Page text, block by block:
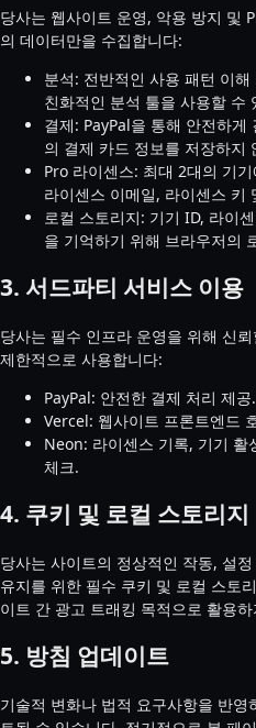
당사는 웹사이트 운영, 악용 방지 및
의 데이터만을 수집합니다:
분석: 전반적인 사용 패턴 이
친화적인 분석 툴을 사용할 수
결제: PayPal을 통해 안전하
의 결제 카드 정보를 저장하지
Pro 라이센스: 최대 2대의 기
라이센스 이메일, 라이센스 키
로컬 스토리지: 기기 ID, 라이
을 기억하기 위해 브라우저의
3. 서드파티 서비스 이용
당사는 필수 인프라 운영을 위해 신
제한적으로 사용합니다:
PayPal: 안전한 결제 처리 제공.
Vercel: 웹사이트 프론트엔드
Neon: 라이센스 기록, 기기 활
체크.
4. 쿠키 및 로컬 스토리지
당사는 사이트의 정상적인 작동, 설
유지를 위한 필수 쿠키 및 로컬 스토
이트 간 광고 트래킹 목적으로 활용
5. 방침 업데이트
기술적 변화나 법적 요구사항을 반